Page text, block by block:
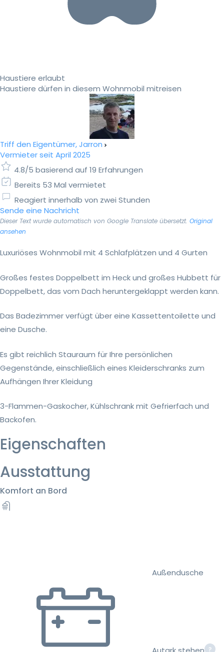
Haustiere erlaubt
Haustiere dürfen in diesem Wohnmobil mitreisen
Triff den Eigentümer, Jarron
Vermieter seit April 2025
4.8/5 basierend auf 19 Erfahrungen
Bereits 53 Mal vermietet
Reagiert innerhalb von zwei Stunden
Sende eine Nachricht
Dieser Text wurde automatisch von Google Translate übersetzt. Original
ansehen
Luxuriöses Wohnmobil mit 4 Schlafplätzen und 4 Gurten
Großes festes Doppelbett im Heck und großes Hubbett für
Doppelbett, das vom Dach heruntergeklappt werden kann.
Das Badezimmer verfügt über eine Kassettentoilette und
eine Dusche.
Es gibt reichlich Stauraum für Ihre persönlichen
Gegenstände, einschließlich eines Kleiderschranks zum
Aufhängen Ihrer Kleidung
3-Flammen-Gaskocher, Kühlschrank mit Gefrierfach und
Backofen.
Eigenschaften
Ausstattung
Komfort an Bord
Außendusche